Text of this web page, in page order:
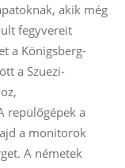
akik még
fegyvereit
a Königsberg-
a Szuezi-
repülőgépek a
a monitorok
A németek